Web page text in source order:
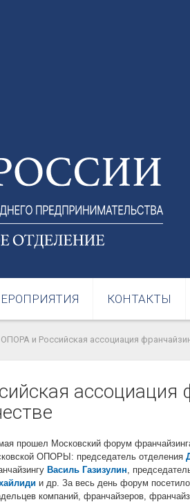
КОНТАКТЫ
и Российская ассоциация
ассоциация
прошел Московский форум
ОПОРЫ: председатель отделения
Василь Газизулин ,
и др. За весь день форум
компаний, франчайзеров,